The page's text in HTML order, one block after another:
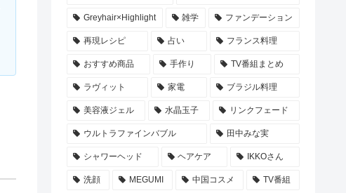
Greyhair×Highlight 雑学 ファンデーション
再現レシピ 占い フランス料理
おすすめ商品 手作り TV番組まとめ
ラヴィット 家電 ブラジル料理
美容液ジェル 水晶玉子 リンクフェード
ウルトラファインバブル 田中みな実
シャワーヘッド ヘアケア IKKOさん
洗顔 MEGUMI 中国コスメ TV番組